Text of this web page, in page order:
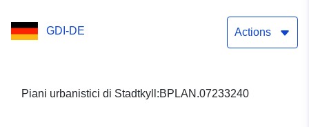
GDI-DE Actions
Piani urbanistici di Stadtkyll:BPLAN.07233240